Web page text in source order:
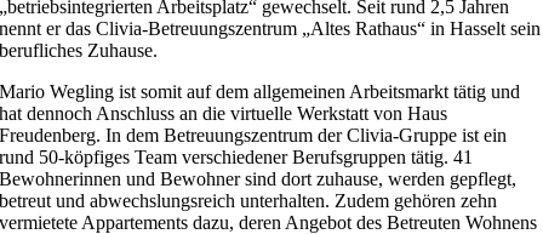
„betriebsintegrierten Arbeitsplatz“ gewechselt. Seit rund 2,5 Jahren
nennt er das Clivia-Betreuungszentrum „Altes Rathaus“ in Hasselt sein
berufliches Zuhause.
Mario Wegling ist somit auf dem allgemeinen Arbeitsmarkt tätig und
hat dennoch Anschluss an die virtuelle Werkstatt von Haus
Freudenberg. In dem Betreuungszentrum der Clivia-Gruppe ist ein
rund 50-köpfiges Team verschiedener Berufsgruppen tätig. 41
Bewohnerinnen und Bewohner sind dort zuhause, werden gepflegt,
betreut und abwechslungsreich unterhalten. Zudem gehören zehn
vermietete Appartements dazu, deren Angebot des Betreuten Wohnens